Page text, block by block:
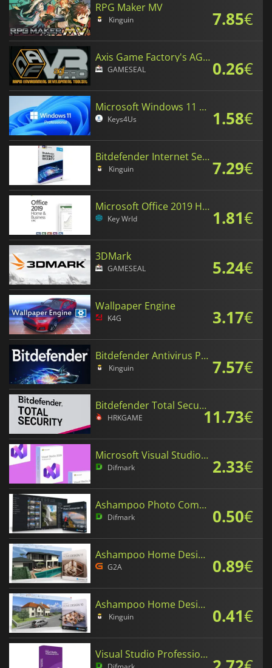
RPG Maker MV
Kinguin 7.85€
Axis Game Factory's AGFPRO v3
GAMESEAL 0.26€
Microsoft Windows 11 Professional
Keys4Us 1.58€
Bitdefender Internet Security
Kinguin 7.29€
Microsoft Office 2019 Home and Business
Key Wrld 1.81€
3DMark
GAMESEAL 5.24€
Wallpaper Engine
K4G 3.17€
Bitdefender Antivirus Plus
Kinguin 7.57€
Bitdefender Total Security
HRKGAME 11.73€
Microsoft Visual Studio 2026 Professional
Difmark 2.33€
Ashampoo Photo Commander 18
Difmark 0.50€
Ashampoo Home Design 11
G2A 0.89€
Ashampoo Home Design 10
Kinguin 0.41€
Visual Studio Professional 2019